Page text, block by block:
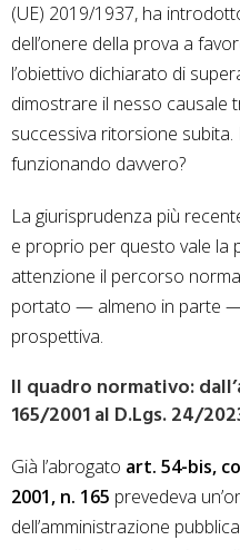
(UE) 2019/1937, ha
dell’onere della prova a
l’obiettivo dichiarato di
dimostrare il nesso causale
successiva ritorsione
funzionando davvero?
La giurisprudenza più
e proprio per questo vale la
attenzione il percorso
portato — almeno in parte
prospettiva.
Il quadro normativo:
165/2001 al D.Lgs. 24/
Già l’abrogato art. 54-bis,
2001, n. 165 prevedeva
dell’amministrazione